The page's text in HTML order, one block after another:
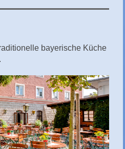
bayerische Küche